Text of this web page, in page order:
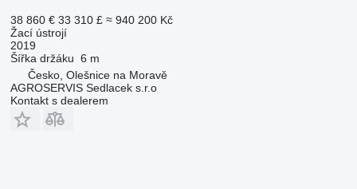
38 860 € 33 310 £ ≈ 940 200 Kč
Žací ústrojí
2019
Šířka držáku 6 m
Česko, Olešnice na Moravě
AGROSERVIS Sedlacek s.r.o
Kontakt s dealerem